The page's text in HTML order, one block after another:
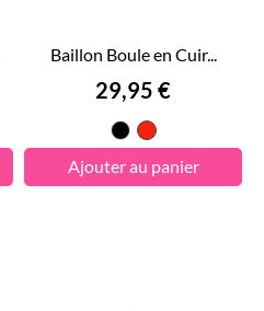
Baillon Boule en Cuir...
Prix
29,95 €
NoirRouge
Ajouter au panier